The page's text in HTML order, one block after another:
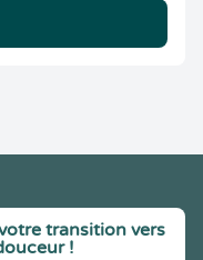
transition vers
!